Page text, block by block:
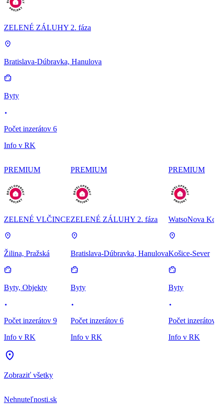
ZELENÉ ZÁLUHY 2. fáza
Bratislava-Dúbravka, Hanulova
Byty
Počet inzerátov 6
Info v RK
PREMIUM
ZELENÉ VLČINCE
Žilina, Pražská
Byty, Objekty
Počet inzerátov 9
Info v RK
PREMIUM
ZELENÉ ZÁLUHY 2. fáza
Bratislava-Dúbravka, Hanulova
Byty
Počet inzerátov 6
Info v RK
PREMIUM
WatsoNova
Košice-Sever
Byty
Počet inzerátov
Info v RK
Zobraziť všetky
Nehnuteľnosti.sk